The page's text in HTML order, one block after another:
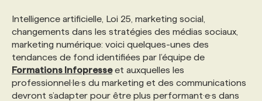
INITIATIVES NUMÉRIQUES
PRIX ET DISTINCTIONS
TENDANCES
MARKETING DURABLE
GEO/SEO
ÉVÉNEMENTIEL
ANNONCEZ AVEC NOUS
PROFIL ENTREPRISE
FAQ
ANNONCEZ AVEC NOUS
PROFIL CANDIDAT
ANNONCEZ AVEC NOUS
NOS PARCOURS DE FORMATIONS
FORMATIONS PERSONNALISÉES
NOS FORMATEUR‧RICES
SERVICE DE CHASSE DE TÊTE
NOS TARIFS
NOS EXPERTISES
Intelligence artificielle, Loi 25, marketing social,
changements dans les stratégies des médias sociaux,
marketing numérique: voici quelques-unes des
tendances de fond identifiées par l’équipe de
Formations Infopresseet auxquelles les
professionnel·le·s du marketing et des communications
devront s’adapter pour être plus performant·e·s dans